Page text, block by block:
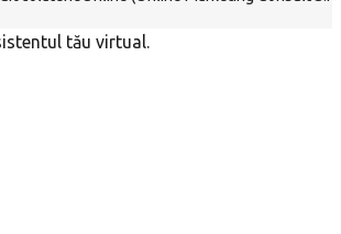
tău virtual.